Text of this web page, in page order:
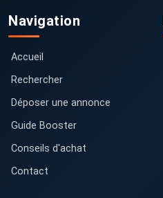
Navigation
Accueil
Rechercher
Déposer une annonce
Guide Booster
Conseils d'achat
Contact